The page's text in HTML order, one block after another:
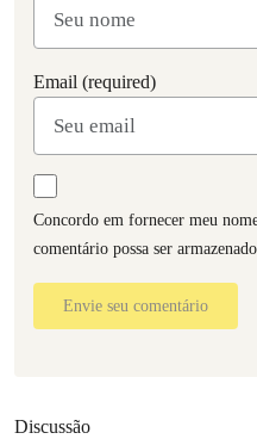
Email (required)
Concordo em fornecer meu
comentário possa ser
Envie seu comentário
Discussão